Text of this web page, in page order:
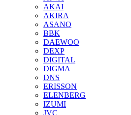
AKAI
AKIRA
ASANO
BBK
DAEWOO
DEXP
DIGITAL
DIGMA
DNS
ERISSON
ELENBERG
IZUMI
JVC